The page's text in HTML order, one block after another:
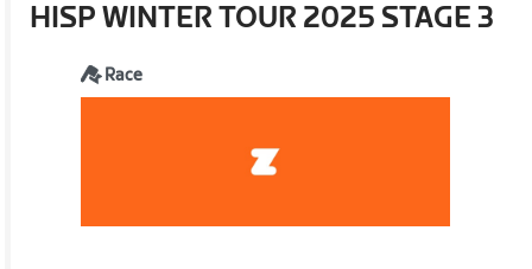
HISP WINTER TOUR 2025 STAGE 3
Race